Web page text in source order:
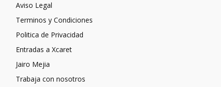
Aviso Legal
Terminos y Condiciones
Politica de Privacidad
Entradas a Xcaret
Jairo Mejia
Trabaja con nosotros